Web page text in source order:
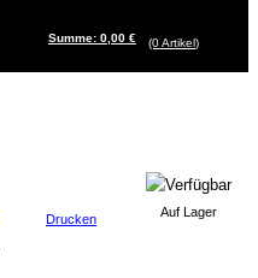
Summe: 0,00 € (0Artikel)
Drucken Auf Lager